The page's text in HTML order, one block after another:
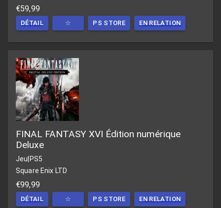
€59,99
DÉTAIL ☆ PS STORE EN RELATION
FINAL FANTASY XVI Édition numérique
Deluxe
Jeu|PS5
Square Enix LTD
€99,99
DÉTAIL ☆ PS STORE EN RELATION